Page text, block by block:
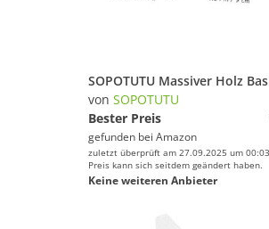
von SOPOTUTU
Bester Preis
gefunden bei Amazon
zuletzt überprüft am 27.09.2025 um
Preis kann sich seitdem geändert haben.
Keine weiteren Anbieter